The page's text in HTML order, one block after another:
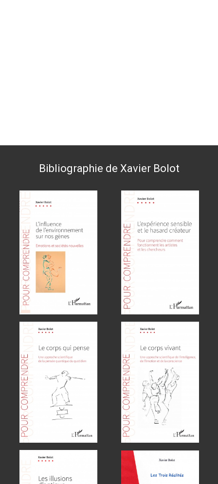
Bibliographie de Xavier Bolot